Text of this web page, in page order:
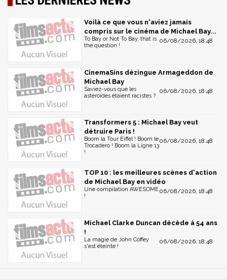
Voilà ce que vous n'aviez jamais
compris sur le cinéma de Michael Bay...
06/08/2026, 18:48
To Bay or Not To Bay, that is
the question !
CinemaSins dézingue Armageddon de
Michael Bay
06/08/2026, 18:48
Saviez-vous que les
astéroïdes étaient racistes ?
Transformers 5 : Michael Bay veut
détruire Paris !
06/08/2026, 18:48
Boom la Tour Eiffel ! Boom le
Trocadero ! Boom la Ligne 13
!
TOP 10 : les meilleures scènes d'action
de Michael Bay en vidéo
06/08/2026, 18:48
Une compilation AWESOME
!
Michael Clarke Duncan décède à 54 ans
!
06/08/2026, 18:48
La magie de John Coffey
s'est éteinte !